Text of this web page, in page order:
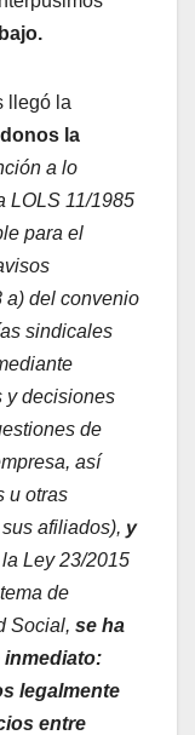
llegó la
la
a lo
LOLS 11/1985
para el
a) del convenio
sindicales
y decisiones
de
así
u otras
afiliados), y
Ley 23/2015
de
Social, se ha
inmediato:
legalmente
entre